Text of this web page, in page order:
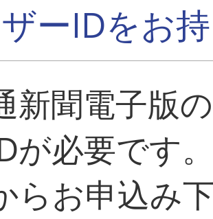
ーIDをお
新聞電子版
が必要です
らお申込み